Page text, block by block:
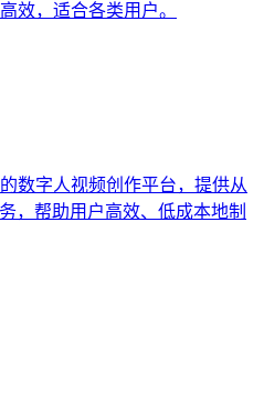
效，适合各类用户。
数字人视频创作平台，提供从
，帮助用户高效、低成本地制